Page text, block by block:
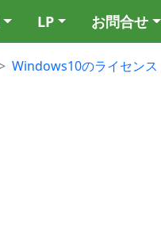
LP お問合せ
Windows10のライセン